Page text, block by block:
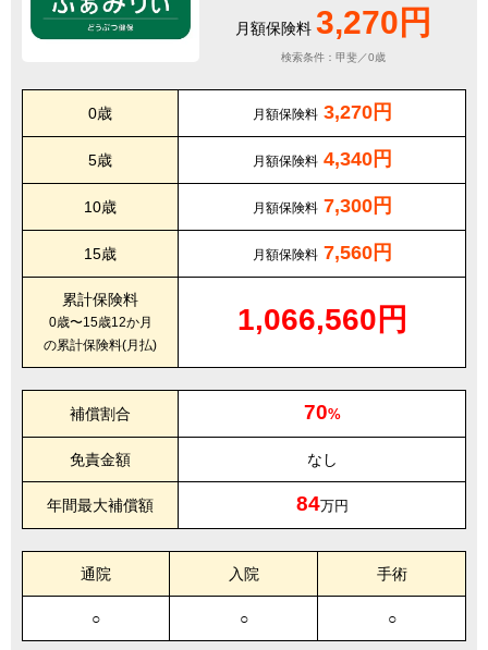
月額保険料 3,270円
検索条件：甲斐／0歳
0歳 月額保険料 3,270円
5歳 月額保険料 4,340円
10歳 月額保険料 7,300円
15歳 月額保険料 7,560円
累計保険料
0歳〜15歳12か月
の累計保険料(月払)
1,066,560円
補償割合 70%
免責金額 なし
年間最大補償額 84万円
通院 入院 手術
○ ○ ○